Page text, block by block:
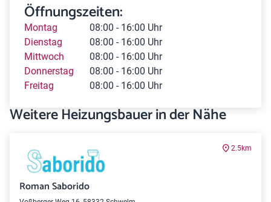
Öffnungszeiten:
Montag
08:00 - 16:00 Uhr
Dienstag
08:00 - 16:00 Uhr
Mittwoch
08:00 - 16:00 Uhr
Donnerstag
08:00 - 16:00 Uhr
Freitag
08:00 - 16:00 Uhr
Weitere Heizungsbauer in der Nähe
2.5km
Roman Saborido